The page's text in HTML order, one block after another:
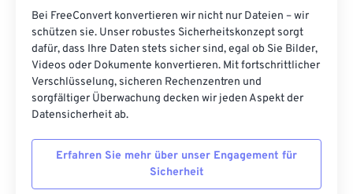
Bei FreeConvert konvertieren wir nicht nur Dateien – wir
schützen sie. Unser robustes Sicherheitskonzept sorgt
dafür, dass Ihre Daten stets sicher sind, egal ob Sie Bilder,
Videos oder Dokumente konvertieren. Mit fortschrittlicher
Verschlüsselung, sicheren Rechenzentren und
sorgfältiger Überwachung decken wir jeden Aspekt der
Datensicherheit ab.
Erfahren Sie mehr über unser Engagement für
Sicherheit